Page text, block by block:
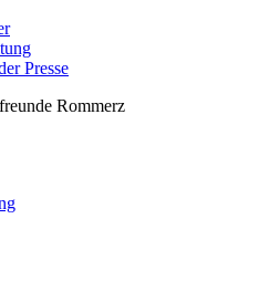
Presse
Rommerz